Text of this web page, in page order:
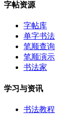
字帖资源
字帖库
单字书法
笔顺查询
笔顺演示
书法家
学习与资讯
书法教程